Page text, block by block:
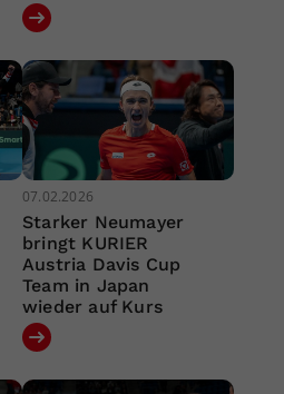
07.02.2026
Starker Neumayer
bringt KURIER
Austria Davis Cup
Team in Japan
wieder auf Kurs